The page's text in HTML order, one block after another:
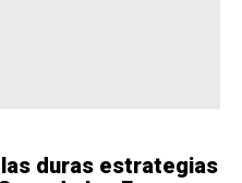
duras estrategias